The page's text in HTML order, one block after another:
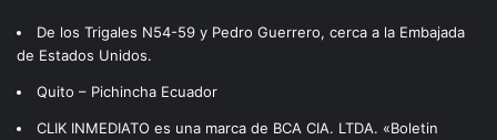
De los Trigales N54-59 y Pedro Guerrero, cerca a la Embajada
de Estados Unidos.
Quito – Pichincha Ecuador
CLIK INMEDIATO es una marca de BCA CIA. LTDA. «Boletin